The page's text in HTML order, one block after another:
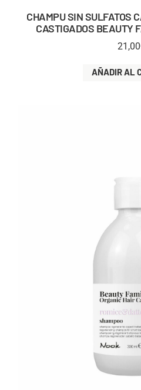
CHAMPU SIN SULFATOS
CASTIGADOS BEAUTY
21,00
AÑADIR AL